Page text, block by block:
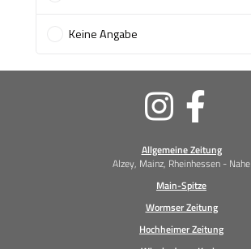
Allgemeine Zeitung
Alzey, Mainz, Rheinhessen - Nahe
Main-Spitze
Wormser Zeitung
Hochheimer Zeitung
Soziale
Medien